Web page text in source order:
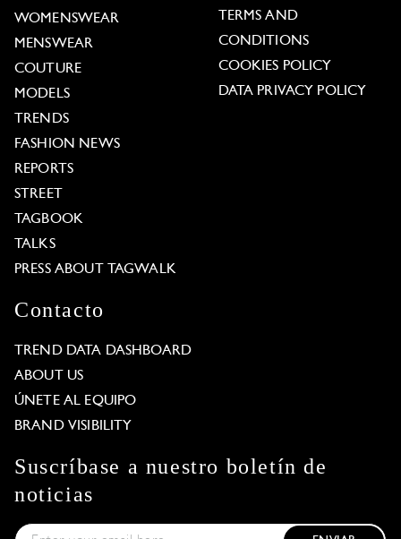
WOMENSWEAR
MENSWEAR
COUTURE
MODELS
TRENDS
FASHION NEWS
REPORTS
STREET
TAGBOOK
TALKS
PRESS ABOUT TAGWALK
TERMS AND
CONDITIONS
COOKIES POLICY
DATA PRIVACY POLICY
Contacto
TREND DATA DASHBOARD
ABOUT US
ÚNETE AL EQUIPO
BRAND VISIBILITY
Suscríbase a nuestro boletín de
noticias